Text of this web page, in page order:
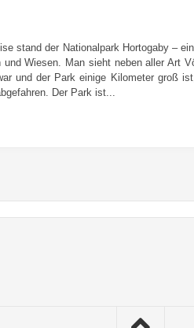
stand der Nationalpark Hortogaby –
Wiesen. Man sieht neben aller Art
und der Park einige Kilometer groß
Der Park ist...